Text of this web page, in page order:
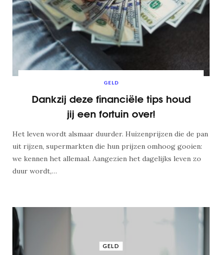
GELD
Dankzij deze financiële tips houd
jij een fortuin over!
Het leven wordt alsmaar duurder. Huizenprijzen die de pan
uit rijzen, supermarkten die hun prijzen omhoog gooien:
we kennen het allemaal. Aangezien het dagelijks leven zo
duur wordt,…
GELD